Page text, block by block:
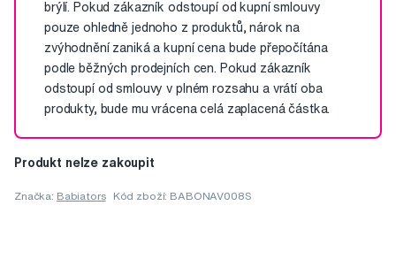
brýlí. Pokud zákazník odstoupí od kupní smlouvy
pouze ohledně jednoho z produktů, nárok na
zvýhodnění zaniká a kupní cena bude přepočítána
podle běžných prodejních cen. Pokud zákazník
odstoupí od smlouvy v plném rozsahu a vrátí oba
produkty, bude mu vrácena celá zaplacená částka.
Produkt nelze zakoupit
Značka: Babiators Kód zboží: BABONAV008S